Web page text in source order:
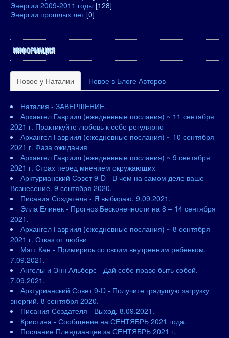
Энергии 2009-2011 годы [128]
Энергии прошлых лет [0]
ИНФОРМАЦИЯ
Новое у Наталии Новое в Блоге Авторов
Наталия - ЗАВЕРШЕНИЕ.
Архангел Гавриил (ежедневные послания) ~ 11 сентября
2021 г. Практикуйте любовь к себе регулярно
Архангел Гавриил (ежедневные послания) ~ 10 сентября
2021 г. Фаза ожидания
Архангел Гавриил (ежедневные послания) ~ 9 сентября
2021 г. Страх перед мнением окружающих
Арктурианский Совет 9-D - В чем на самом деле ваше
Вознесение. 9 сентября 2020.
Писания Создателя - Я выбираю. 9.09.2021.
Элла Елинек - Прогноз Бесконечности на 8 – 14 сентября
2021.
Архангел Гавриил (ежедневные послания) ~ 8 сентября
2021 г. Отказ от любви
Мэтт Кан - Примирись со своим внутренним ребенком.
7.09.2021.
Ангелы и Энн Альберс - Дай себе право быть собой.
7.09.2021.
Арктурианский Совет 9-D - Получите грядущую загрузку
энергий. 8 сентября 2020.
Писания Создателя - Выход. 8.09.2021.
Кристина - Сообщение на СЕНТЯБРЬ 2021 года.
Послание Плеядианцев за СЕНТЯБРЬ 2021 г.